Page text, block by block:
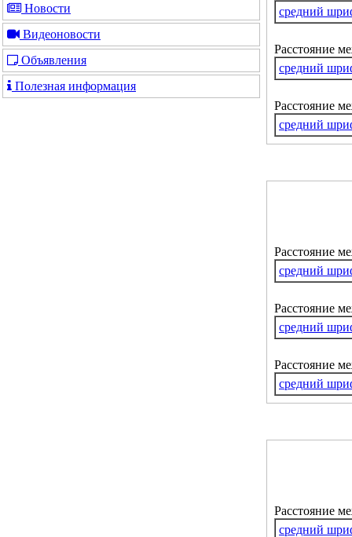
Новости
Видеоновости
Объявления
Полезная информация
средний
Расстояние
средний
Расстояние
средний
Расстояние
средний
Расстояние
средний
Расстояние
средний
Расстояние
средний